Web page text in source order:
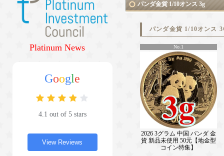
Platinum News
Google
4.1 out of 5 stars
View Reviews
パンダ金貨 1/10オンス 3g
パンダ金貨 1/10オンス
No.1
2026 3グラム 中国 パンダ 金
貨 新品未使用 50元【地金型
コイン特集】